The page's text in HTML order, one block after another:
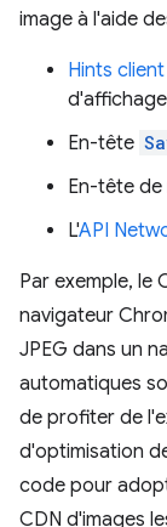
image à l'aide
Hints client
En-tête
En-tête
L'API
Par exemple, le
navigateur
JPEG dans un
automatiques
de profiter de
d'optimisation
code pour
CDN d'images